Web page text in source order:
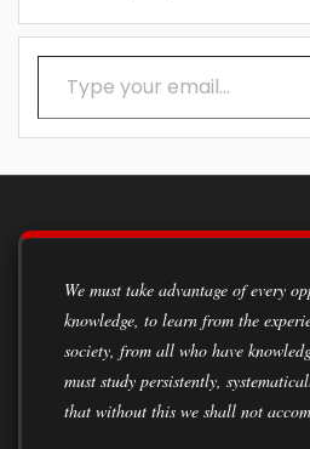
Type your email…
We must take advantage of every opportunity to acquire
knowledge, to learn from the
society, from all who have
must study persistently,
that without this we shall not